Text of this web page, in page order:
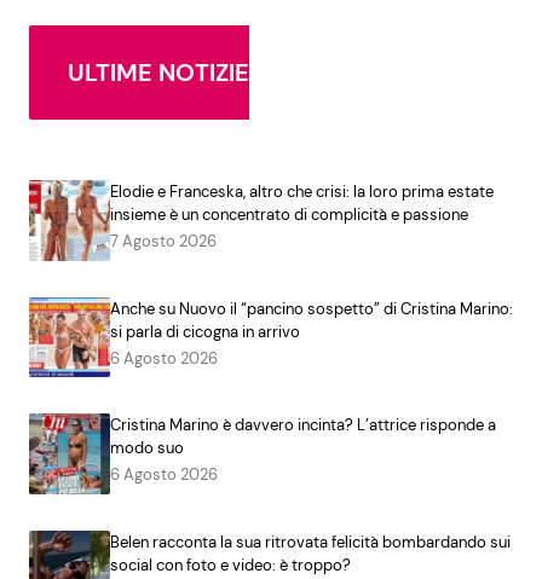
ULTIME NOTIZIE
Elodie e Franceska, altro che crisi: la loro prima estate
insieme è un concentrato di complicità e passione
7 Agosto 2026
Anche su Nuovo il “pancino sospetto” di Cristina Marino:
si parla di cicogna in arrivo
6 Agosto 2026
Cristina Marino è davvero incinta? L’attrice risponde a
modo suo
6 Agosto 2026
Belen racconta la sua ritrovata felicità bombardando sui
social con foto e video: è troppo?